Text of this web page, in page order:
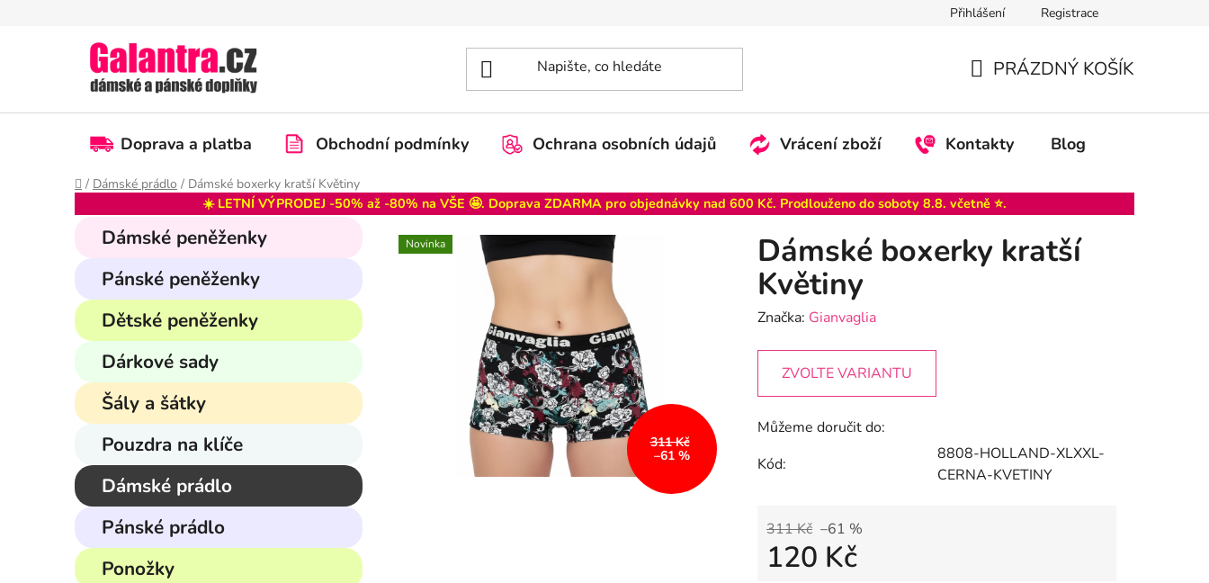
Přihlášení Registrace
KOŠÍK
PRÁZDNÝ KOŠÍK
Doprava a platba Obchodní podmínky Ochrana osobních údajů Vrácení zboží Kontakty Blog
Domů
/ Dámské prádlo / Dámské boxerky kratší Květiny
☀️ LETNÍ VÝPRODEJ -50% až -80% na VŠE 🤩. Doprava ZDARMA pro objednávky nad 600 Kč. Prodlouženo do soboty 8.8. včetně ⭐.
t
r
a
n
í
a
n
e
Přeskočit
kategorie
g
o
r
e
Dámské peněženky
Pánské peněženky
Dětské peněženky
Dárkové sady
Šály a šátky
Pouzdra na klíče
Dámské prádlo
Pánské prádlo
Ponožky
Dámské boxerky kratší
Květiny
Značka: Gianvaglia
ZVOLTE VARIANTU
Můžeme doručit do:
Kód:
8808-HOLLAND-XLXXL-
CERNA-KVETINY
311 Kč –61 %
120 Kč
Novinka
311 Kč
–61 %